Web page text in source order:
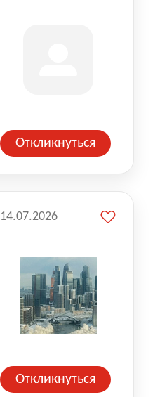
Откликнуться
14.07.2026
Откликнуться